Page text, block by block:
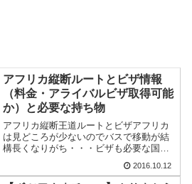
アフリカ縦断ルートとビザ情報
（料金・アライバルビザ取得可能
か）と必要な持ち物
アフリカ縦断王道ルートとビザアフリカ
は見どころが少ないのでバスで移動が結
構長くなりがち・・・ビザも必要な国が
リカのルートエジプト（ダハブ→カイロ
2016.10.12